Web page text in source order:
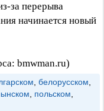
за перерыва
начинается новый
bmwman.ru)
белорусском
польском